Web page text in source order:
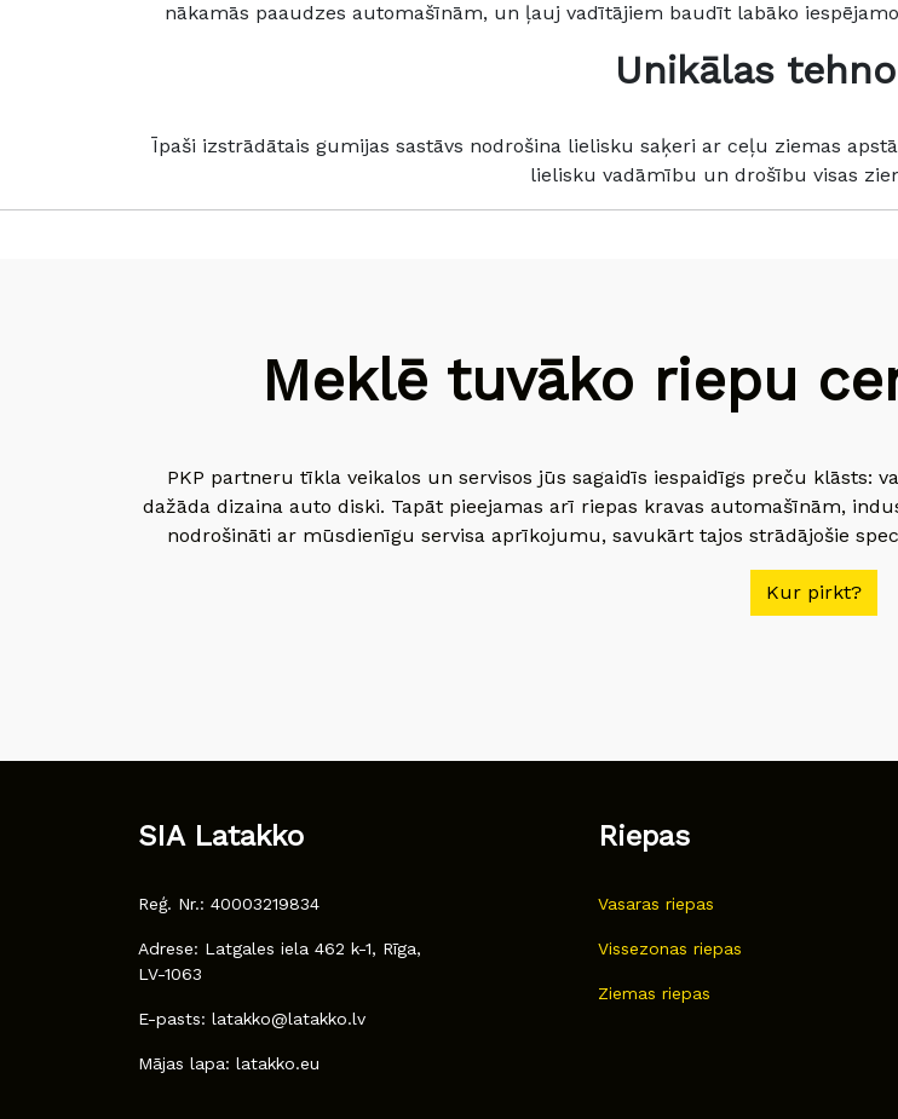
nākamās paaudzes automašīnām, un ļauj vadītājiem baudīt labāko
Unikālas
Īpaši izstrādātais gumijas sastāvs nodrošina lielisku saķeri ar ceļu ziemas
lielisku vadāmību un drošību visas
Meklē tuvāko riepu
PKP partneru tīkla veikalos un servisos jūs sagaidīs iespaidīgs preču klāsts:
dažāda dizaina auto diski. Tapāt pieejamas arī riepas kravas automašīnām,
nodrošināti ar mūsdienīgu servisa aprīkojumu, savukārt tajos strādājošie
Kur pirkt?
SIA Latakko
Reģ. Nr.: 40003219834
Adrese: Latgales iela 462 k-1, Rīga,
LV-1063
E-pasts: latakko@latakko.lv
Mājas lapa: latakko.eu
Riepas
Vasaras riepas
Vissezonas riepas
Ziemas riepas